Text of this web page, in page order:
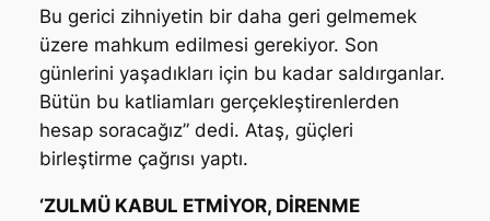
Bu gerici zihniyetin bir daha geri gelmemek
üzere mahkum edilmesi gerekiyor. Son
günlerini yaşadıkları için bu kadar saldırganlar.
Bütün bu katliamları gerçekleştirenlerden
hesap soracağız” dedi. Ataş, güçleri
birleştirme çağrısı yaptı.
‘ZULMÜ KABUL ETMİYOR, DİRENME